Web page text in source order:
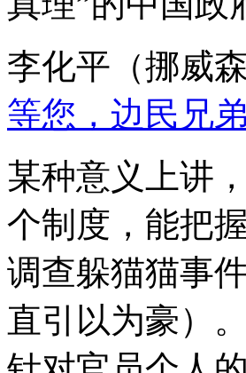
李化平（挪威森
等您，边民兄弟
某种意义上讲
个制度，能把
调查躲猫猫事
直引以为豪）